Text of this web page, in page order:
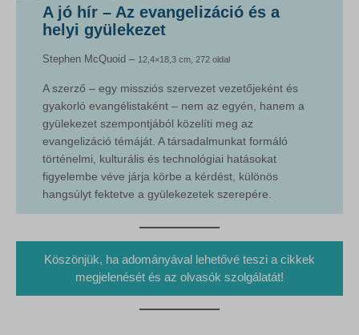
A jó hír – Az evangelizáció és a
helyi gyülekezet
Stephen McQuoid – 12,4×18,3 cm, 272 oldal
A szerző – egy missziós szervezet vezetőjeként és
gyakorló evangélistaként – nem az egyén, hanem a
gyülekezet szempontjából közelíti meg az
evangelizáció témáját. A társadalmunkat formáló
történelmi, kulturális és technológiai hatásokat
figyelembe véve járja körbe a kérdést, különös
hangsúlyt fektetve a gyülekezetek szerepére.
Köszönjük, ha adományával lehetővé teszi a cikkek
megjelenését és az olvasók szolgálatát!